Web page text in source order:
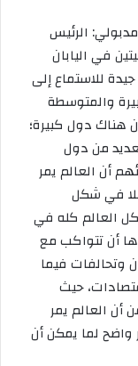
الرئيس
في اليابان
للاستماع إلى
والمتوسطة
هناك دول كبيرة؛
من دول
أن العالم يمر
في شكل
العالم كله في
أن تتواكب مع
وتحالفات فيما
حيث
أن العالم يمر
واضح لما يمكن أن